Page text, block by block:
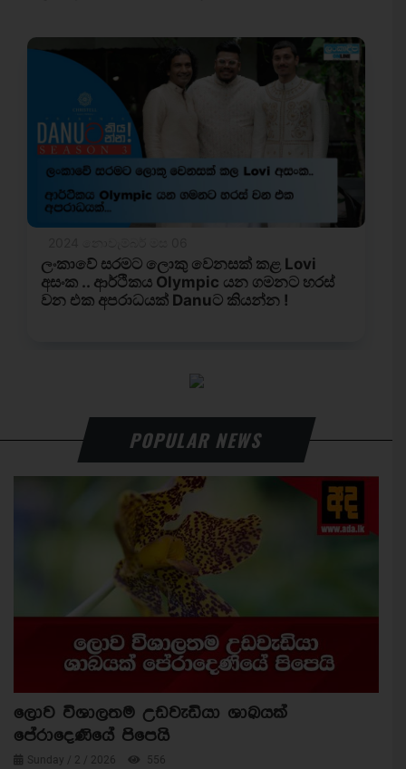
POPULAR NEWS
ලොව විශාලතම උඩවැඩියා ශාඛයක්
පේරාදෙණියේ පිපෙයි
Sunday / 2 / 2026 556